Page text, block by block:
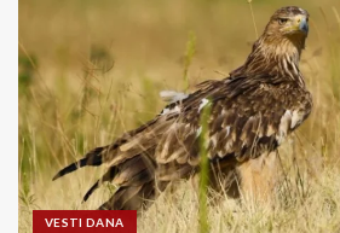
VESTI DANA